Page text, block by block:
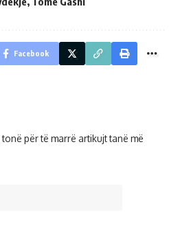
Facebook
për të marrë artikujt tanë më